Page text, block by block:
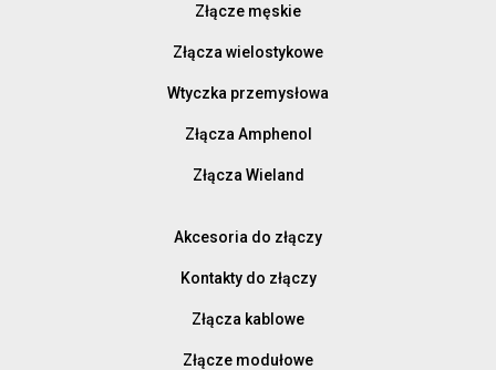
Złącze męskie
Złącza wielostykowe
Wtyczka przemysłowa
Złącza Amphenol
Złącza Wieland
Akcesoria do złączy
Kontakty do złączy
Złącza kablowe
Złącze modułowe